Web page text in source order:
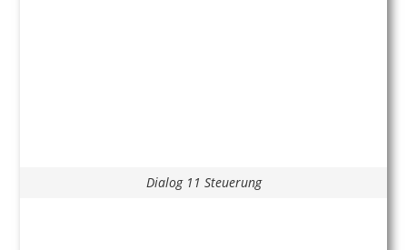
Dialog 11 Steuerung